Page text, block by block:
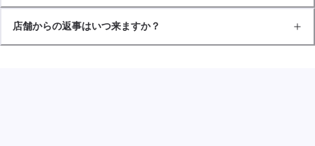
店舗からの返事はいつ来ますか？